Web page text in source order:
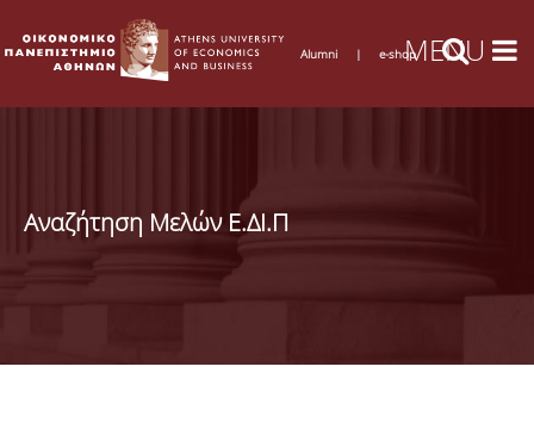
Alumni | e-shop
Αναζήτηση Μελών Ε.ΔΙ.Π